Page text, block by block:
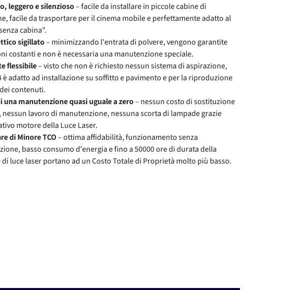
leggero e silenzioso– facile da installare in piccole cabine di
facile da trasportare per il cinema mobile e perfettamente adatto al
cabina".
sigillato– minimizzando l'entrata di polvere, vengono garantite
costanti e non è necessaria una manutenzione speciale.
flessibile– visto che non è richiesto nessun sistema di aspirazione,
è adatto ad installazione su soffitto e pavimento e per la riproduzione
contenuti.
una manutenzione quasi uguale a zero– nessun costo di sostituzione
nessun lavoro di manutenzione, nessuna scorta di lampade grazie
motore della Luce Laser.
di Minore TCO– ottima affidabilità, funzionamento senza
basso consumo d'energia e fino a 50000 ore di durata della
luce laser portano ad un Costo Totale di Proprietà molto più basso.